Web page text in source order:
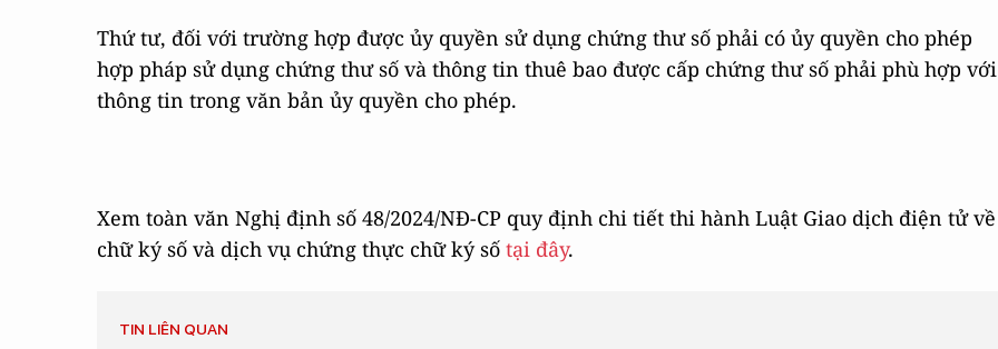
Thứ tư, đối với trường hợp được ủy quyền sử dụng chứng thư số phải có ủy quyền cho phép
hợp pháp sử dụng chứng thư số và thông tin thuê bao được cấp chứng thư số phải phù hợp với
thông tin trong văn bản ủy quyền cho phép.
Xem toàn văn Nghị định số 48/2024/NĐ-CP quy định chi tiết thi hành Luật Giao dịch điện tử về
chữ ký số và dịch vụ chứng thực chữ ký số tại đây.
TIN LIÊN QUAN